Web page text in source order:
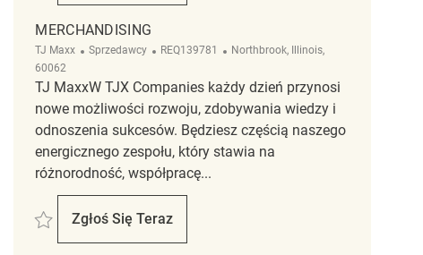
MERCHANDISING
TJ Maxx Kategoria
Sprzedawcy ReqId
REQ139781 Lokalizacja
Northbrook, Illinois,
60062
TJ MaxxW TJX Companies każdy dzień przynosi
nowe możliwości rozwoju, zdobywania wiedzy i
odnoszenia sukcesów. Będziesz częścią naszego
energicznego zespołu, który stawia na
różnorodność, współpracę...
Zapisać Merchandising REQ139781
Zgłoś Się Teraz
Merchandising